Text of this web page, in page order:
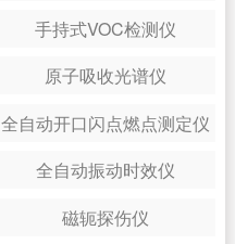
手持式VOC检测仪
原子吸收光谱仪
全自动开口闪点燃点测定仪
全自动振动时效仪
磁轭探伤仪